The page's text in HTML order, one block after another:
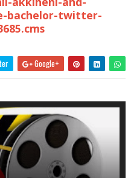
bachelor-twitter-
Google+